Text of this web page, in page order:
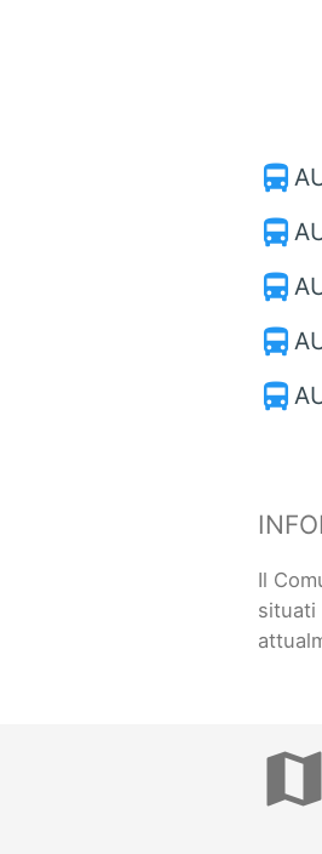
directions_bus
directions_bus
directions_bus
directions_bus
directions_bus
Il
situati
map